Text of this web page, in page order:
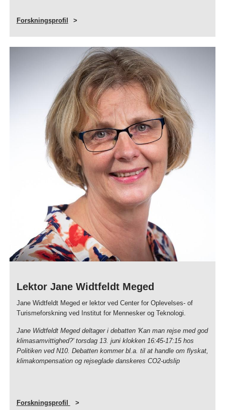
Forskningsprofil
Lektor Jane Widtfeldt Meged
Jane Widtfeldt Meged er lektor ved Center for Oplevelses- of
Turismeforskning ved Institut for Mennesker og Teknologi.
Jane Widtfeldt Meged deltager i debatten 'Kan man rejse med god
klimasamvittighed?' torsdag 13. juni klokken 16:45-17:15 hos
Politiken ved N10. Debatten kommer bl.a. til at handle om flyskat,
klimakompensation og rejseglade danskeres CO2-udslip
Forskningsprofil